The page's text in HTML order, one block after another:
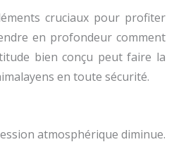
cruciaux pour profiter
en profondeur comment
bien conçu peut faire la
en toute sécurité.
atmosphérique diminue.